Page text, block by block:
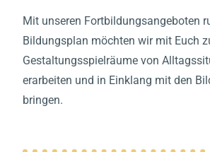
Mit unseren Fortbildungsangeboten
Bildungsplan möchten wir mit Euch
Gestaltungsspielräume von
erarbeiten und in Einklang mit den
bringen.